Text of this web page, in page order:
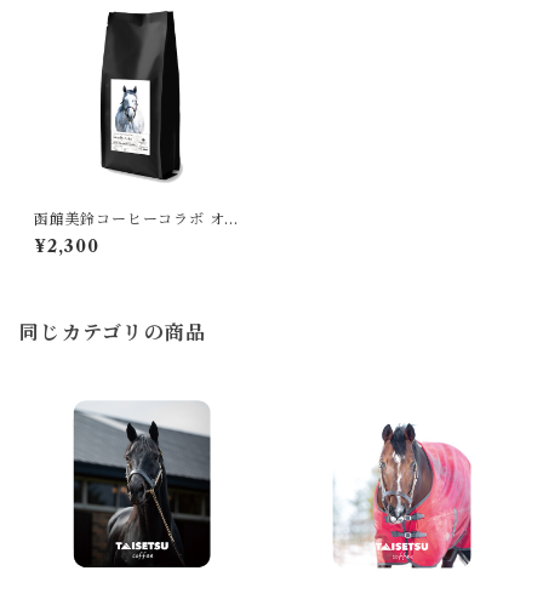
函館美鈴コーヒーコラボ オリ
ジナルコーヒー レディアイコ
(カフェインレス）
¥2,300
同じカテゴリの商品